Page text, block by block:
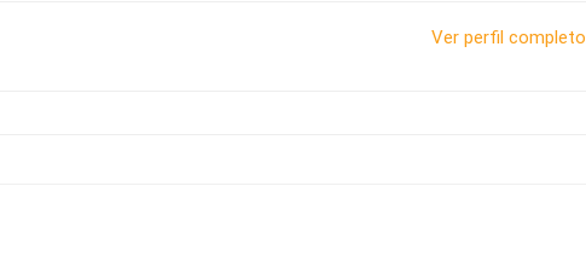
Ver perfil completo